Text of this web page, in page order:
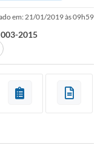
em: 21/01/2019 às 09h59
003-2015